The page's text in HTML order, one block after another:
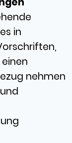
in
nehmen